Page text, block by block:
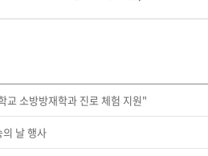
교 소방방재학과 진로 체험 지원"
날 행사